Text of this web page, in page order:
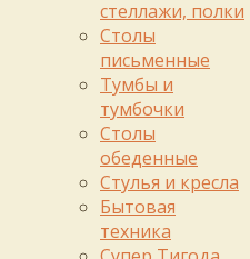
стеллажи, полки
Столы
письменные
Тумбы и
тумбочки
Столы
обеденные
Стулья и кресла
Бытовая
техника